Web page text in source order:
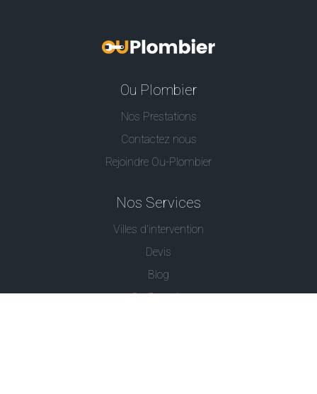
Ou Plombier
Nos Prestations
Contactez nous
Rejoindre Ou-Plombier
Nos Services
Villes d'intervention
Devis
Blog
Ou Serrurier